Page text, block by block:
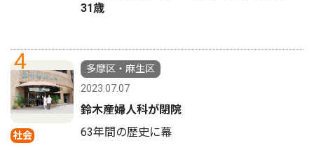
31歳
4
社会
多摩区・麻生区
2023.07.07
鈴木産婦人科が閉院
63年間の歴史に幕